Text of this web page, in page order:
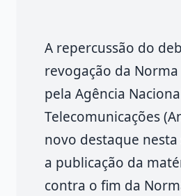
A repercussão do
revogação da Norma
pela Agência
Telecomunicações
novo destaque
a publicação da
contra o fim da